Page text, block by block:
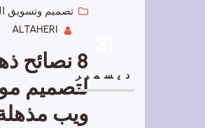
ديسمبر
تصميم وتسويق
ALTAHERI
8 نصائح
لتصميم
ويب مذهلة